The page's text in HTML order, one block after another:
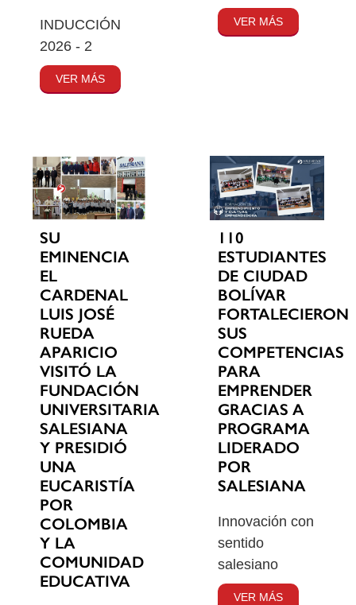
INDUCCIÓN
2026 - 2
VER MÁS
VER MÁS
SU
EMINENCIA
EL
CARDENAL
LUIS JOSÉ
RUEDA
APARICIO
VISITÓ LA
FUNDACIÓN
UNIVERSITARIA
SALESIANA
Y PRESIDIÓ
UNA
EUCARISTÍA
POR
COLOMBIA
Y LA
COMUNIDAD
EDUCATIVA
110
ESTUDIANTES
DE CIUDAD
BOLÍVAR
FORTALECIERON
SUS
COMPETENCIAS
PARA
EMPRENDER
GRACIAS A
PROGRAMA
LIDERADO
POR
SALESIANA
Innovación con
sentido
salesiano
VER MÁS